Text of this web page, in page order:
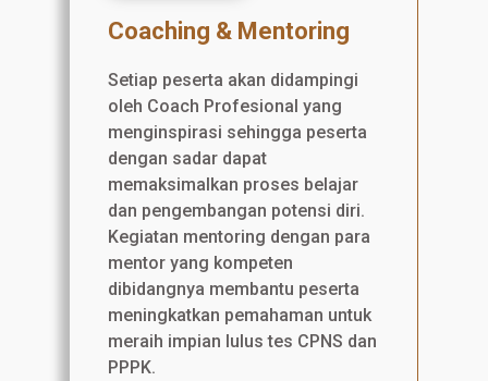
Coaching & Mentoring
Setiap peserta akan didampingi
oleh Coach Profesional yang
menginspirasi sehingga peserta
dengan sadar dapat
memaksimalkan proses belajar
dan pengembangan potensi diri.
Kegiatan mentoring dengan para
mentor yang kompeten
dibidangnya membantu peserta
meningkatkan pemahaman untuk
meraih impian lulus tes CPNS dan
PPPK.